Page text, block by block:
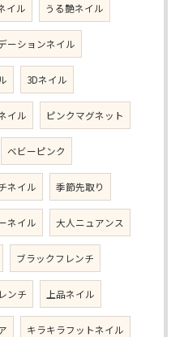
イル うる艶ネイル
ーションネイル
3Dネイル
イル ピンクマグネット
ベビーピンク
ネイル 季節先取り
ネイル 大人ニュアンス
ブラックフレンチ
ンチ 上品ネイル
キラキラフットネイル